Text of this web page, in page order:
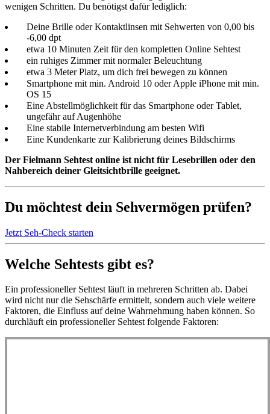
wenigen Schritten. Du benötigst dafür lediglich:
Deine Brille oder Kontaktlinsen mit Sehwerten von 0,00 bis
-6,00 dpt
etwa 10 Minuten Zeit für den kompletten Online Sehtest
ein ruhiges Zimmer mit normaler Beleuchtung
etwa 3 Meter Platz, um dich frei bewegen zu können
Smartphone mit min. Android 10 oder Apple iPhone mit min.
OS 15
Eine Abstellmöglichkeit für das Smartphone oder Tablet,
ungefähr auf Augenhöhe
Eine stabile Internetverbindung am besten Wifi
Eine Kundenkarte zur Kalibrierung deines Bildschirms
Der Fielmann Sehtest online ist nicht für Lesebrillen oder den
Nahbereich deiner Gleitsichtbrille geeignet.
Du möchtest dein Sehvermögen prüfen?
Jetzt Seh-Check starten
Welche Sehtests gibt es?
Ein professioneller Sehtest läuft in mehreren Schritten ab. Dabei
wird nicht nur die Sehschärfe ermittelt, sondern auch viele weitere
Faktoren, die Einfluss auf deine Wahrnehmung haben können. So
durchläuft ein professioneller Sehtest folgende Faktoren: